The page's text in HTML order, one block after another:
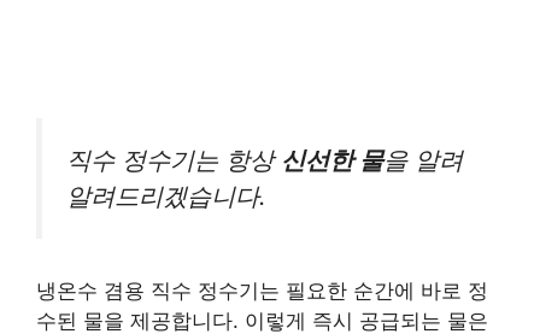
직수 정수기는 항상 신선한 물을 알려
알려드리겠습니다.
냉온수 겸용 직수 정수기는 필요한 순간에 바로 정
수된 물을 제공합니다. 이렇게 즉시 공급되는 물은